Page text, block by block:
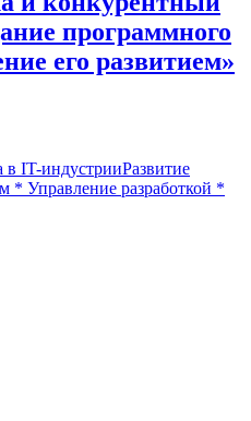
программного
его развитием»
в IT-индустрииРазвитие
* Управление разработкой *